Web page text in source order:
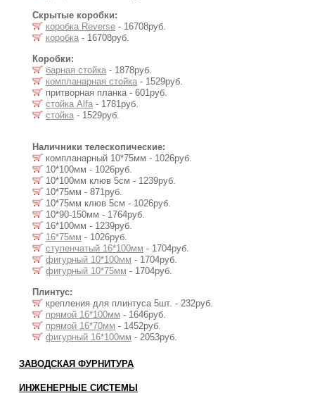
Скрытые коробки:
коробка Reverse - 16708руб.
коробка - 16708руб.
Коробки:
барная стойка - 1878руб.
компланарная стойка - 1529руб.
притворная планка - 601руб.
стойка Alfa - 1781руб.
стойка - 1529руб.
Наличники телескопические:
компланарный 10*75мм - 1026руб.
10*100мм - 1026руб.
10*100мм клюв 5см - 1239руб.
10*75мм - 871руб.
10*75мм клюв 5см - 1026руб.
10*90-150мм - 1764руб.
16*100мм - 1239руб.
16*75мм - 1026руб.
ступенчатый 16*100мм - 1704руб.
фигурный 10*100мм - 1704руб.
фигурный 10*75мм - 1704руб.
Плинтус:
крепления для плинтуса 5шт. - 232руб.
прямой 16*100мм - 1646руб.
прямой 16*70мм - 1452руб.
фигурный 16*100мм - 2053руб.
ЗАВОДСКАЯ ФУРНИТУРА
ИНЖЕНЕРНЫЕ СИСТЕМЫ